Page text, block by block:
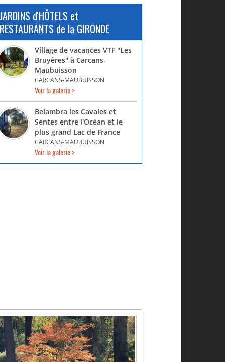
JARDINS d'HÔTELS et
RESTAURANTS de la GIRONDE
Village de vacances VTF "Les
Bruyères" à Carcans-
Maubuisson
CARCANS-MAUBUISSON
Voir la galerie >
Belambra les Cavales et
Sentes entre l'Océan et le
plus grand Lac de France
CARCANS-MAUBUISSON
Voir la galerie >